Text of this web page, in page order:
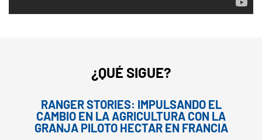
¿QUÉ SIGUE?
RANGER STORIES: IMPULSANDO EL
CAMBIO EN LA AGRICULTURA CON LA
GRANJA PILOTO HECTAR EN FRANCIA